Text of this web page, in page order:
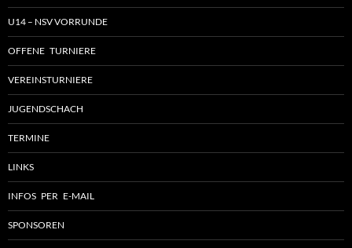
U14 – NSV VORRUNDE
OFFENE TURNIERE
VEREINSTURNIERE
JUGENDSCHACH
TERMINE
LINKS
INFOS PER E-MAIL
SPONSOREN